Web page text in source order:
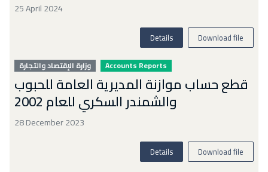
25 April 2024
Details Download file
وزارة الإقتصاد والتجارة Accounts Reports
قطع حساب موازنة المديرية العامة للحبوب
والشمندر السكري للعام 2002
28 December 2023
Details Download file